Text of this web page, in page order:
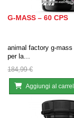
G-MASS – 60 CPS
animal factory g-
per la…
184,99 €
Aggiungi al